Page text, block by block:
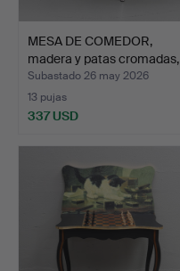
MESA DE COMEDOR,
madera y patas cromadas,
…
Subastado 26 may 2026
13 pujas
337 USD